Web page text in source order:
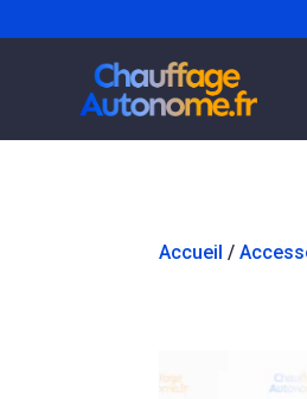
Accueil /